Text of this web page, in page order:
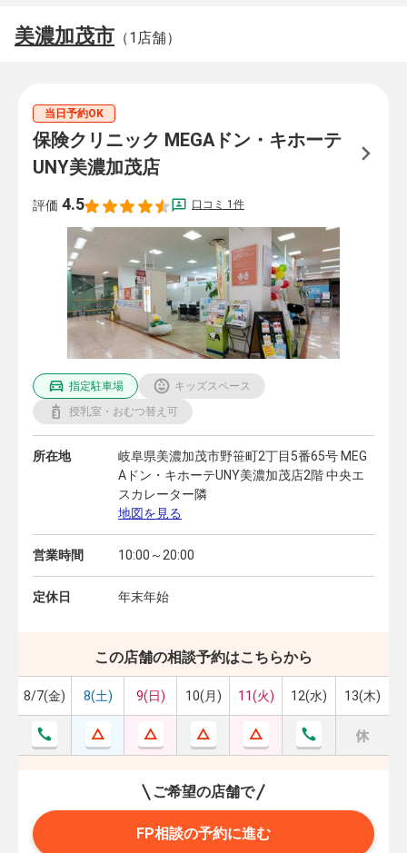
美濃加茂市 （1店舗）
当日予約OK
保険クリニック MEGAドン・キホーテ
UNY美濃加茂店
評価 4.5 口コミ 1件
指定駐車場
キッズスペース
授乳室・おむつ替え可
所在地
岐阜県美濃加茂市野笹町2丁目5番65号 MEG
Aドン・キホーテUNY美濃加茂店2階 中央エ
スカレーター隣
地図を見る
営業時間 10:00～20:00
定休日 年末年始
この店舗の相談予約はこちらから
8/7(金) 8(土) 9(日) 10(月) 11(火) 12(水) 13(木)
ご希望の店舗で
FP相談の予約に進む